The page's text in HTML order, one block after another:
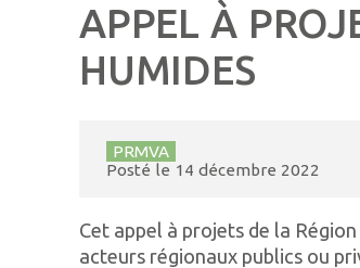
APPEL À
HUMIDES
PRMVA
Posté le 14 décembre 2022
Cet appel à projets de la
acteurs régionaux publics ou